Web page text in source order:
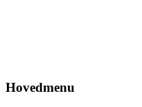
Hovedmenu